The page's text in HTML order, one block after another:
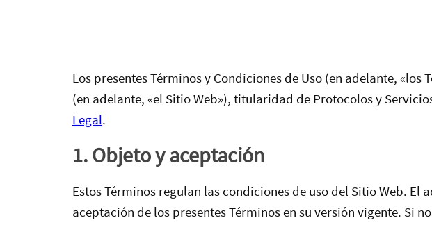
Los presentes Términos y Condiciones de Uso (en adelante,
(en adelante, «el Sitio Web»), titularidad de Protocolos y
Legal.
1. Objeto y aceptación
Estos Términos regulan las condiciones de uso del Sitio Web.
aceptación de los presentes Términos en su versión vigente. Si